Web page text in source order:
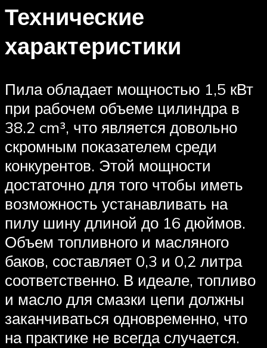
Технические
характеристики
Пила обладает мощностью 1,5 кВт
при рабочем объеме цилиндра в
38.2 cm³, что является довольно
скромным показателем среди
конкурентов. Этой мощности
достаточно для того чтобы иметь
возможность устанавливать на
пилу шину длиной до 16 дюймов.
Объем топливного и масляного
баков, составляет 0,3 и 0,2 литра
соответственно. В идеале, топливо
и масло для смазки цепи должны
заканчиваться одновременно, что
на практике не всегда случается.